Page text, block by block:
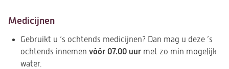
Medicijnen
Gebruikt u ‘s ochtends medicijnen? Dan mag u deze ’s
ochtends innemen vóór 07.00 uur met zo min mogelijk
water.